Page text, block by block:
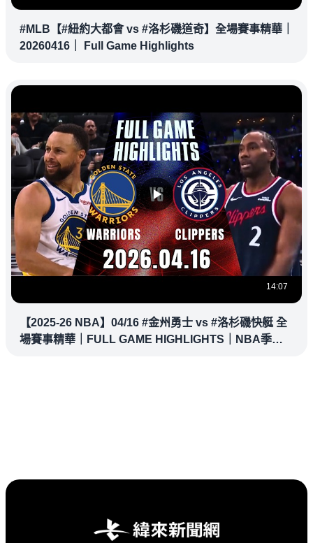
#MLB【#紐約大都會 vs #洛杉磯道奇】全場賽事精華｜
20260416｜ Full Game Highlights
14:07
【2025-26 NBA】04/16 #金州勇士 vs #洛杉磯快艇 全
場賽事精華｜FULL GAME HIGHLIGHTS｜NBA季後